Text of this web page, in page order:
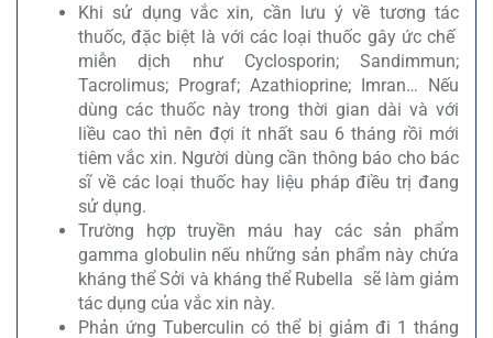
Khi sử dụng vắc xin, cần lưu ý về tương tác
thuốc, đặc biệt là với các loại thuốc gây ức chế
miễn dịch như Cyclosporin; Sandimmun;
Tacrolimus; Prograf; Azathioprine; Imran… Nếu
dùng các thuốc này trong thời gian dài và với
liều cao thì nên đợi ít nhất sau 6 tháng rồi mới
tiêm vắc xin. Người dùng cần thông báo cho bác
sĩ về các loại thuốc hay liệu pháp điều trị đang
sử dụng.
Trường hợp truyền máu hay các sản phẩm
gamma globulin nếu những sản phẩm này chứa
kháng thể Sởi và kháng thể Rubella sẽ làm giảm
tác dụng của vắc xin này.
Phản ứng Tuberculin có thể bị giảm đi 1 tháng